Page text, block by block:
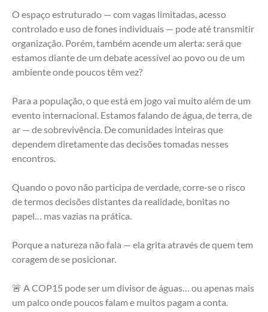
O espaço estruturado — com vagas limitadas, acesso
controlado e uso de fones individuais — pode até transmitir
organização. Porém, também acende um alerta: será que
estamos diante de um debate acessível ao povo ou de um
ambiente onde poucos têm vez?
Para a população, o que está em jogo vai muito além de um
evento internacional. Estamos falando de água, de terra, de
ar — de sobrevivência. De comunidades inteiras que
dependem diretamente das decisões tomadas nesses
encontros.
Quando o povo não participa de verdade, corre-se o risco
de termos decisões distantes da realidade, bonitas no
papel… mas vazias na prática.
Porque a natureza não fala — ela grita através de quem tem
coragem de se posicionar.
🚨 A COP15 pode ser um divisor de águas… ou apenas mais
um palco onde poucos falam e muitos pagam a conta.